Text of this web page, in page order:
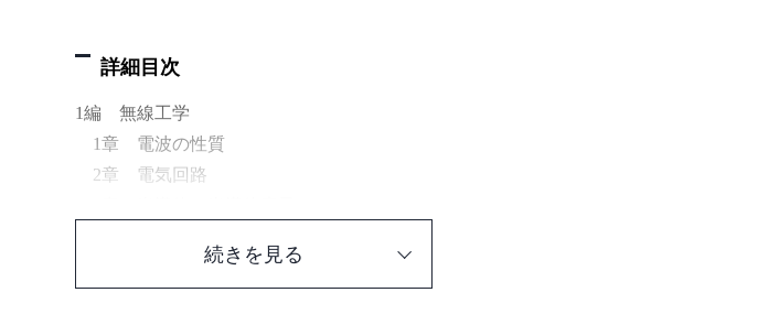
詳細目次
1編 無線工学
1章 電波の性質
2章 電気回路
5章 無線通信機器とその取扱い
続きを見る